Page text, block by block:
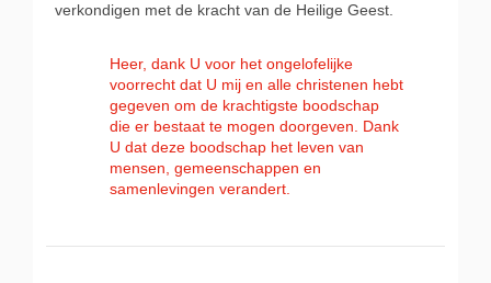
verkondigen met de kracht van de Heilige Geest.
Heer, dank U voor het ongelofelijke
voorrecht dat U mij en alle christenen hebt
gegeven om de krachtigste boodschap
die er bestaat te mogen doorgeven. Dank
U dat deze boodschap het leven van
mensen, gemeenschappen en
samenlevingen verandert.